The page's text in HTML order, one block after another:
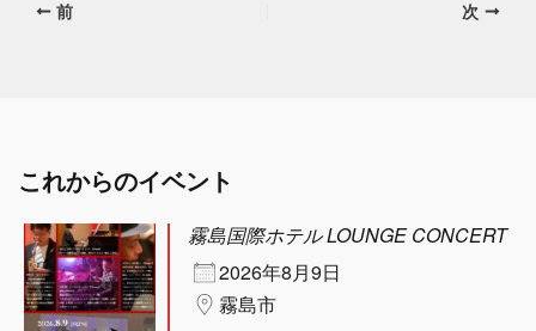
前 次
これからのイベント
霧島国際ホテル LOUNGE CONCERT
2026年8月9日
霧島市